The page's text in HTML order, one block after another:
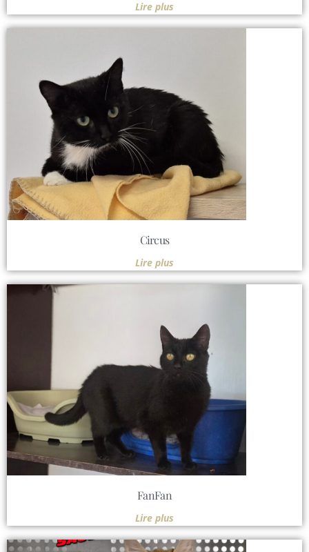
Lire plus
Circus
Lire plus
FanFan
Lire plus